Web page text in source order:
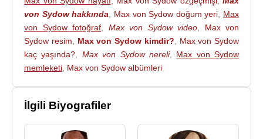
Yönetmen :
1988 - Katinka (Sinema Filmi)
Oyuncu
2016 - Game of Thrones (Üç gözlü kuzgun) (TV
2015 - Star Wars: Güç Uyanıyor (Sinema Filmi)
2013 - The Letters (Celeste van Exem) (Sinema
von Sydow hakkında
Max von Sydow doğum yeri
Max
von Sydow fotoğraf
Max von Sydow video
Max von
Sydow resim
Max von Sydow kimdir?
Max von Sydow
kaç yaşında?
Max von Sydow nereli, Max von Sydow
memleketi Max von Sydow albümleri
İlgili Biyografiler